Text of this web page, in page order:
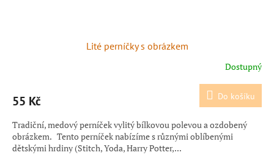
Lité perníčky s obrázkem
Dostupný
55 Kč Do košíku
Tradiční, medový perníček vylitý bílkovou polevou a ozdobený
obrázkem. Tento perníček nabízíme s různými oblíbenými
dětskými hrdiny (Stitch, Yoda, Harry Potter,...